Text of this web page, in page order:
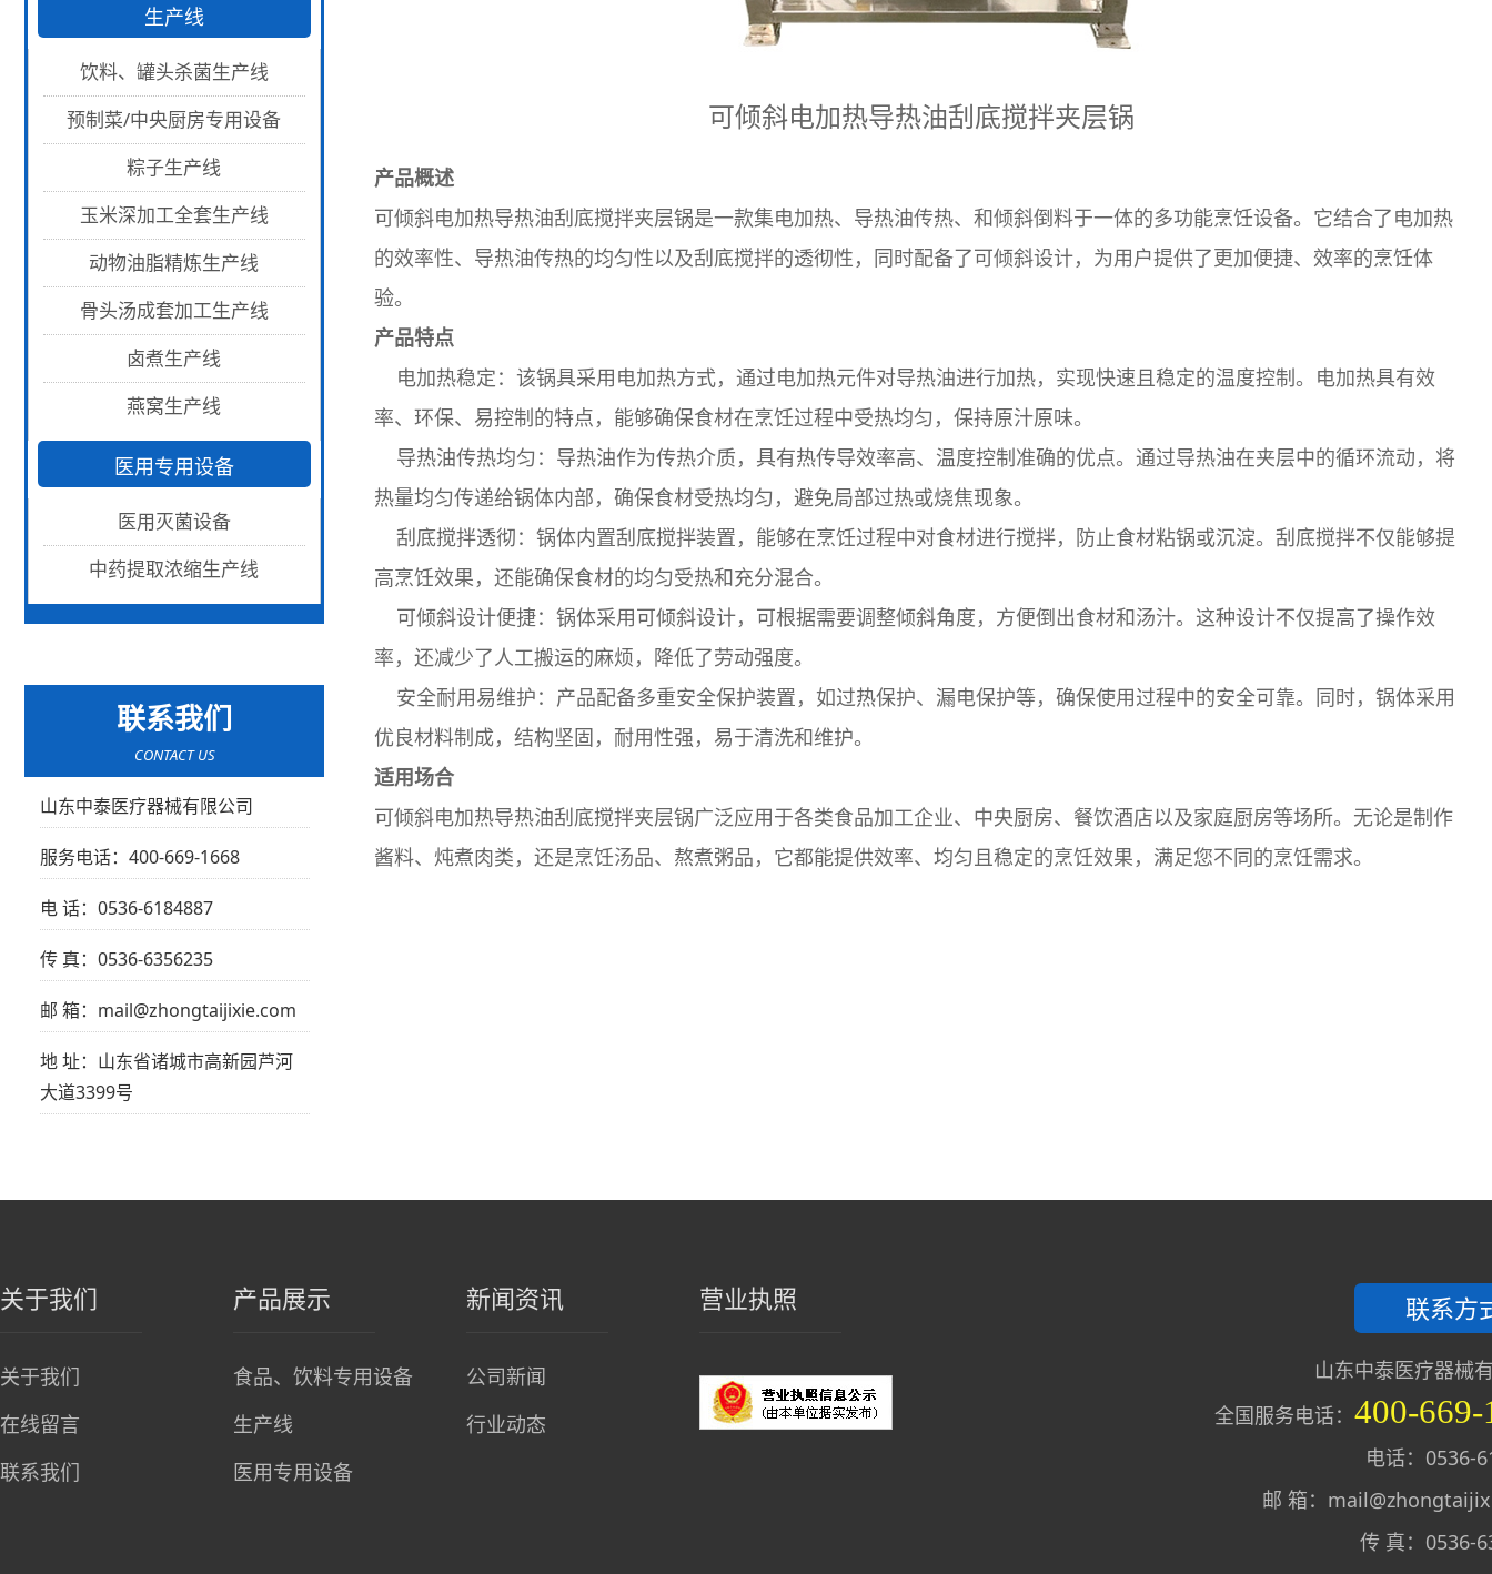
生产线
饮料、罐头杀菌生产线
预制菜/中央厨房专用设备
粽子生产线
玉米深加工全套生产线
动物油脂精炼生产线
骨头汤成套加工生产线
卤煮生产线
燕窝生产线
医用专用设备
医用灭菌设备
中药提取浓缩生产线
联系我们
CONTACT US
山东中泰医疗器械有限公司
服务电话：400-669-1668
电 话：0536-6184887
传 真：0536-6356235
邮 箱：mail@zhongtaijixie.com
地 址：山东省诸城市高新园芦河
大道3399号
可倾斜电加热导热油刮底搅拌夹层锅
产品概述
可倾斜电加热导热油刮底搅拌夹层锅是一款集电加热、导热油传热、和倾斜倒料于一体的多功能烹饪设备。它结合了电加热
的效率性、导热油传热的均匀性以及刮底搅拌的透彻性，同时配备了可倾斜设计，为用户提供了更加便捷、效率的烹饪体
验。
产品特点
电加热稳定：该锅具采用电加热方式，通过电加热元件对导热油进行加热，实现快速且稳定的温度控制。电加热具有效
率、环保、易控制的特点，能够确保食材在烹饪过程中受热均匀，保持原汁原味。
导热油传热均匀：导热油作为传热介质，具有热传导效率高、温度控制准确的优点。通过导热油在夹层中的循环流动，将
热量均匀传递给锅体内部，确保食材受热均匀，避免局部过热或烧焦现象。
刮底搅拌透彻：锅体内置刮底搅拌装置，能够在烹饪过程中对食材进行搅拌，防止食材粘锅或沉淀。刮底搅拌不仅能够提
高烹饪效果，还能确保食材的均匀受热和充分混合。
可倾斜设计便捷：锅体采用可倾斜设计，可根据需要调整倾斜角度，方便倒出食材和汤汁。这种设计不仅提高了操作效
率，还减少了人工搬运的麻烦，降低了劳动强度。
安全耐用易维护：产品配备多重安全保护装置，如过热保护、漏电保护等，确保使用过程中的安全可靠。同时，锅体采用
优良材料制成，结构坚固，耐用性强，易于清洗和维护。
适用场合
可倾斜电加热导热油刮底搅拌夹层锅广泛应用于各类食品加工企业、中央厨房、餐饮酒店以及家庭厨房等场所。无论是制作
酱料、炖煮肉类，还是烹饪汤品、熬煮粥品，它都能提供效率、均匀且稳定的烹饪效果，满足您不同的烹饪需求。
关于我们
关于我们
在线留言
联系我们
产品展示
食品、饮料专用设备
生产线
医用专用设备
新闻资讯
公司新闻
行业动态
营业执照 联系方
山东中泰医疗器械
全国服务电话： 400-669-
电话：0536-
邮 箱：
传 真：0536-